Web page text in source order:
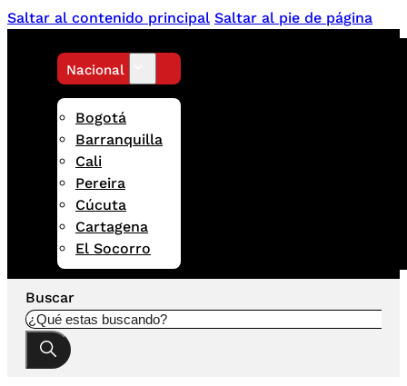
Saltar al contenido principal Saltar al pie de página
Nacional
Bogotá
Barranquilla
Cali
Pereira
Cúcuta
Cartagena
El Socorro
Buscar